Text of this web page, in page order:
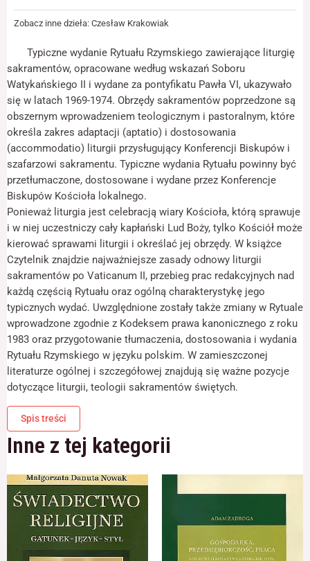
Pawła
VI
święte
Zobacz inne dzieła: Czesław Krakowiak
Typiczne wydanie Rytuału Rzymskiego zawierające liturgię
sakramentów, opracowane według wskazań Soboru
Watykańskiego II i wydane za pontyfikatu Pawła VI, ukazywało
się w latach 1969-1974. Obrzędy sakramentów poprzedzone są
obszernym wprowadzeniem teologicznym i pastoralnym, które
określa zakres adaptacji (aptatio) i dostosowania
(accommodatio) liturgii przysługujący Konferencji Biskupów i
szafarzowi sakramentu. Typiczne wydania Rytuału powinny być
przetłumaczone, dostosowane i wydane przez Konferencje
Biskupów Kościoła lokalnego.
Ponieważ liturgia jest celebracją wiary Kościoła, którą sprawuje
i w niej uczestniczy cały kapłański Lud Boży, tylko Kościół może
kierować sprawami liturgii i określać jej obrzędy. W książce
Czytelnik znajdzie najważniejsze zasady odnowy liturgii
sakramentów po Vaticanum II, przebieg prac redakcyjnych nad
każdą częścią Rytuału oraz ogólną charakterystykę jego
typicznych wydać. Uwzględnione zostały także zmiany w Rytuale
wprowadzone zgodnie z Kodeksem prawa kanonicznego z roku
1983 oraz przygotowanie tłumaczenia, dostosowania i wydania
Rytuału Rzymskiego w języku polskim. W zamieszczonej
literaturze ogólnej i szczegółowej znajdują się ważne pozycje
dotyczące liturgii, teologii sakramentów świętych.
Spis treści
Inne z tej kategorii
Marketing
Udostępniając
swoje
zainteresowania i
zachowania
podczas
odwiedzania naszej
szansę na
zobaczenie
spersonalizowanych